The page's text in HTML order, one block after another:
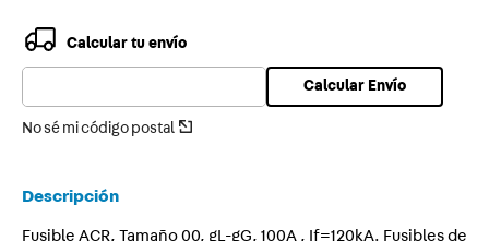
Calcular tu envío
No sé mi código postal
Calcular Envío
Descripción
Fusible ACR, Tamaño 00, gL-gG, 100A , If=120kA. Fusibles de
9.
10. usb